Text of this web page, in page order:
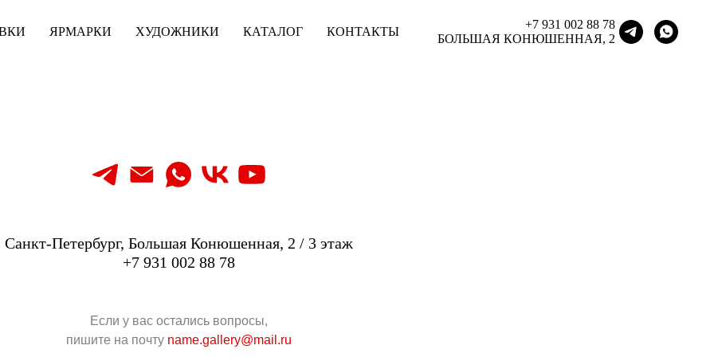
ЯРМАРКИ ХУДОЖНИКИ КАТАЛОГ КОНТАКТЫ
+7 931 002 88 78
БОЛЬШАЯ КОНЮШЕННАЯ, 2
Санкт-Петербург, Большая Конюшенная, 2 / 3 этаж
+7 931 002 88 78
Если у вас остались вопросы,
пишите на почту name.gallery@mail.ru
ЯРМАРКИ ХУДОЖНИКИ КАТАЛОГ КОНТАКТЫ
+7 931 002 88 78
БОЛЬШАЯ КОНЮШЕННАЯ, 2